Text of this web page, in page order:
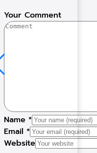
Your Comment
Name *
Email *
Website